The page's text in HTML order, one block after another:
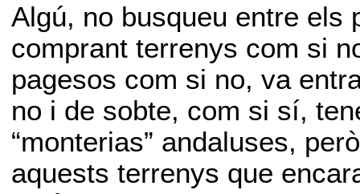
Algú, no busqueu entre els
comprant terrenys com si
pagesos com si no, va
no i de sobte, com si sí,
“monterias” andaluses,
aquests terrenys que